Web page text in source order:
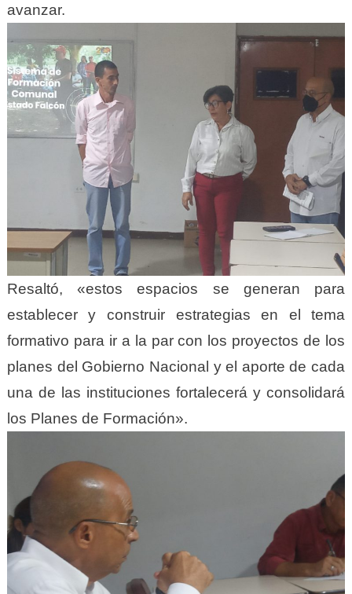
avanzar.
Resaltó, «estos espacios se generan para
establecer y construir estrategias en el tema
formativo para ir a la par con los proyectos de los
planes del Gobierno Nacional y el aporte de cada
una de las instituciones fortalecerá y consolidará
los Planes de Formación».